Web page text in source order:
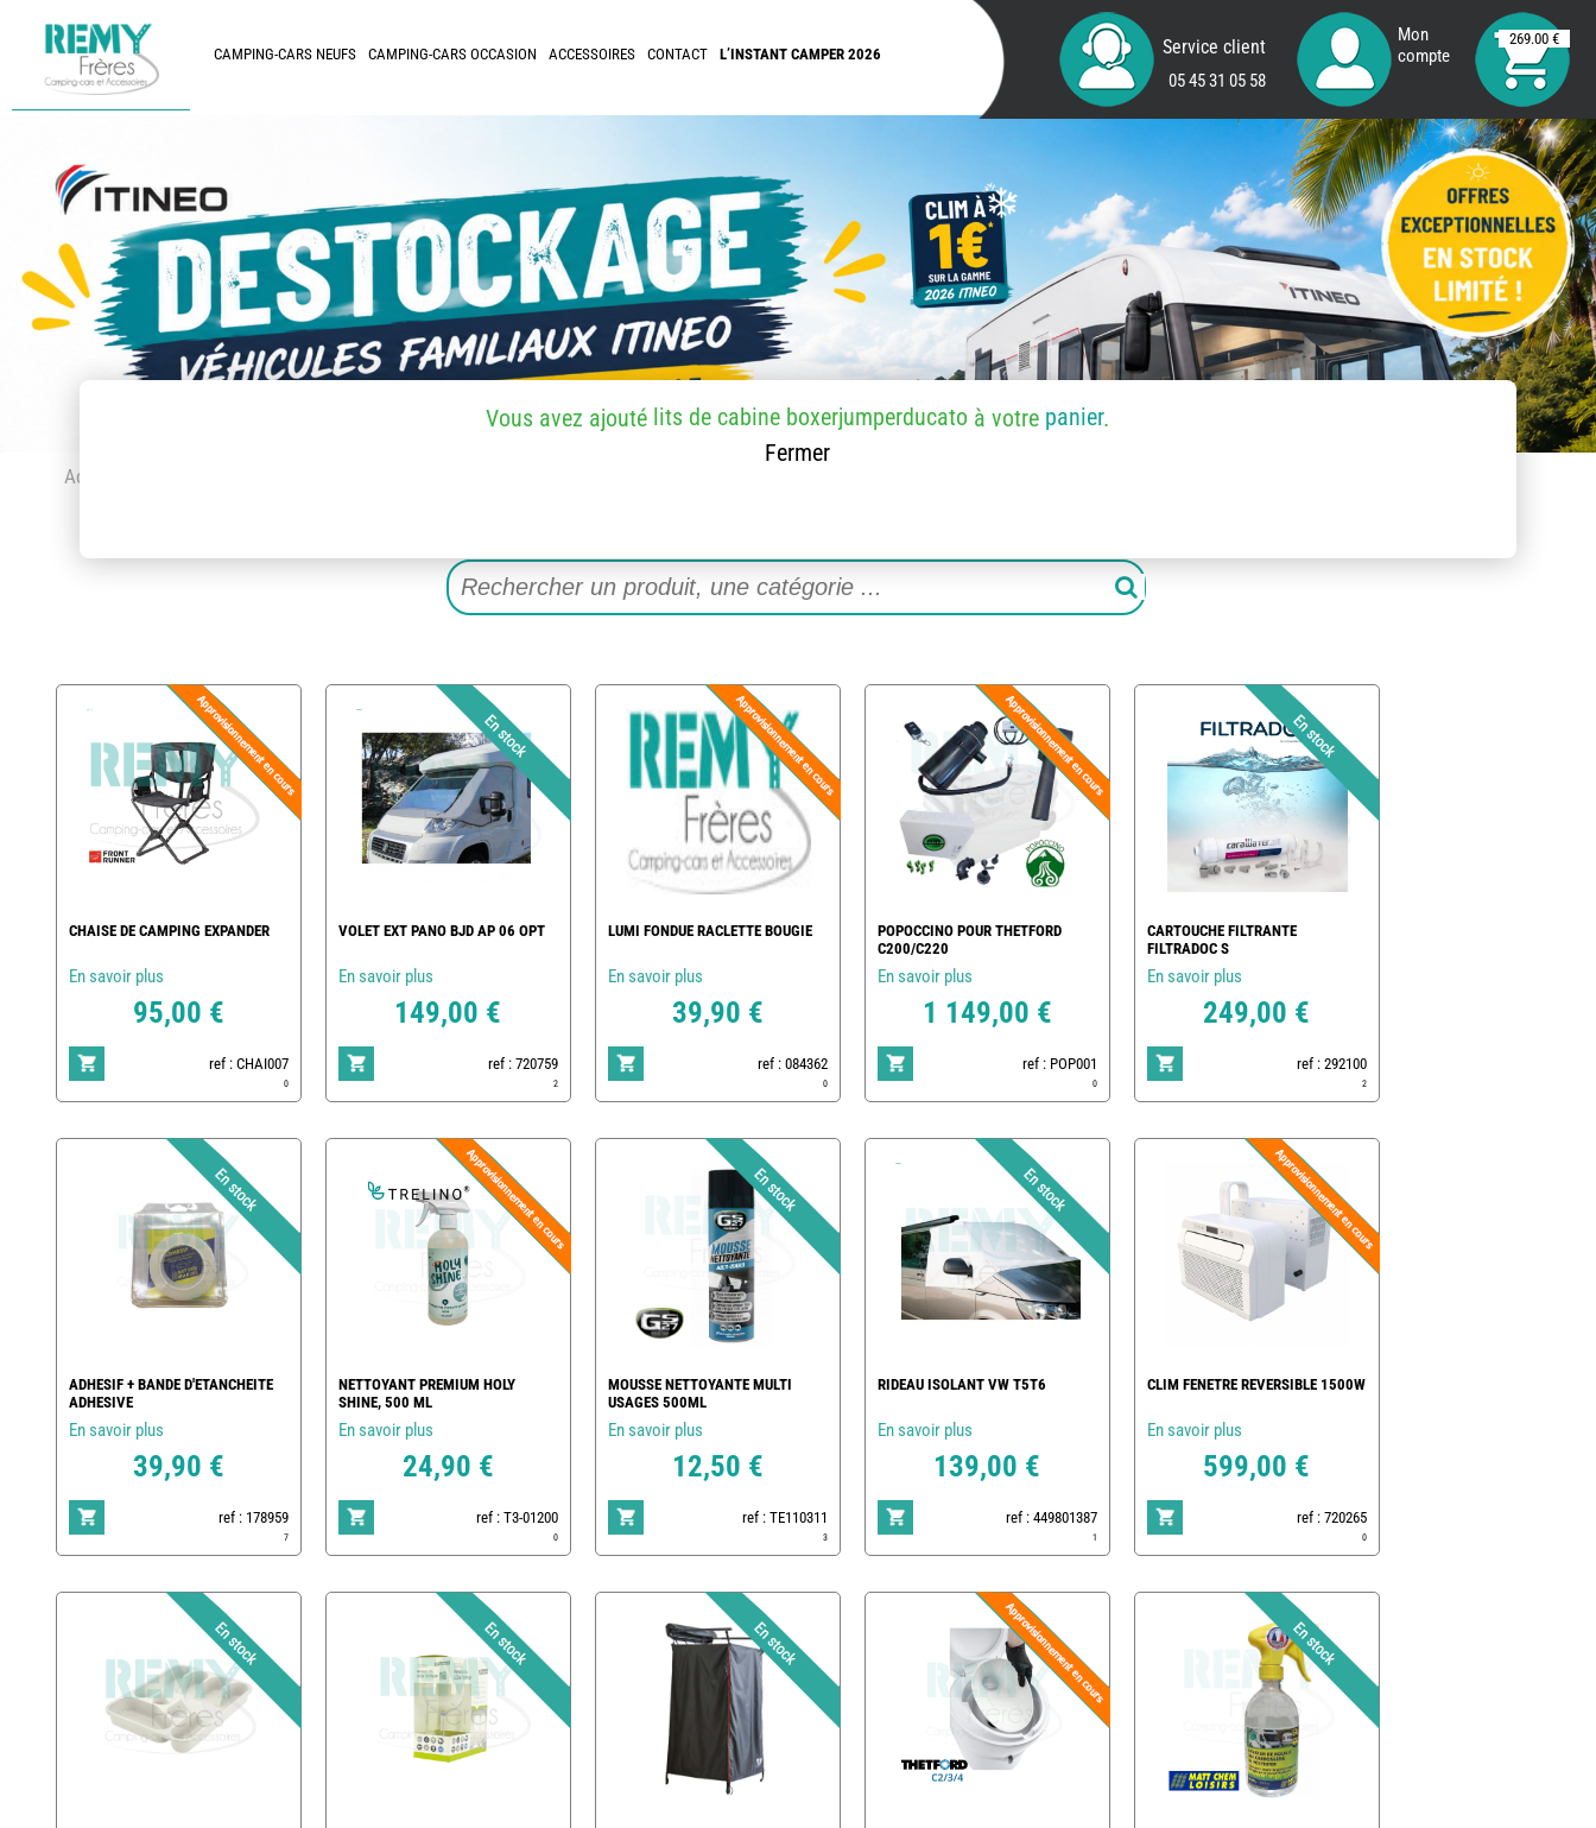
CAMPING-CARS NEUFS CAMPING-CARS OCCASION ACCESSOIRES CONTACT L’INSTANT CAMPER 2026 Service client
05 45 31 05 58
Mon
compte
269.00 €
Accueil
Vous avez ajouté lits de cabine boxerjumperducato à votre panier.
Fermer
CHAISE DE CAMPING EXPANDER
En savoir plus
95,00 €
ref : CHAI007
0
VOLET EXT PANO BJD AP 06 OPT
En savoir plus
149,00 €
ref : 720759
2
LUMI FONDUE RACLETTE BOUGIE
En savoir plus
39,90 €
ref : 084362
0
POPOCCINO POUR THETFORD
C200/C220
En savoir plus
1 149,00 €
ref : POP001
0
CARTOUCHE FILTRANTE
FILTRADOC S
En savoir plus
249,00 €
ref : 292100
2
ADHESIF + BANDE D'ETANCHEITE
ADHESIVE
En savoir plus
39,90 €
ref : 178959
7
NETTOYANT PREMIUM HOLY
SHINE, 500 ML
En savoir plus
24,90 €
ref : T3-01200
0
MOUSSE NETTOYANTE MULTI
USAGES 500ML
En savoir plus
12,50 €
ref : TE110311
3
RIDEAU ISOLANT VW T5T6
En savoir plus
139,00 €
ref : 449801387
1
CLIM FENETRE REVERSIBLE 1500W
En savoir plus
599,00 €
ref : 720265
0